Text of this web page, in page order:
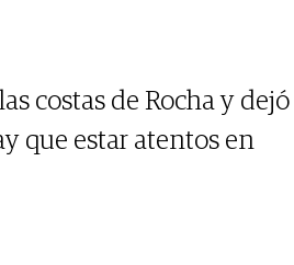
costas de Rocha y dejó
que estar atentos en